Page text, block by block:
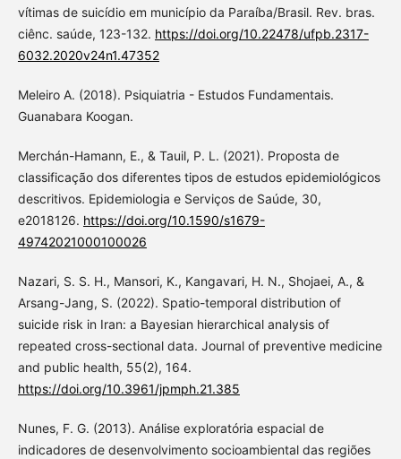
vítimas de suicídio em município da Paraíba/Brasil. Rev. bras.
ciênc. saúde, 123-132. https://doi.org/10.22478/ufpb.2317-
6032.2020v24n1.47352
Meleiro A. (2018). Psiquiatria - Estudos Fundamentais.
Guanabara Koogan.
Merchán-Hamann, E., & Tauil, P. L. (2021). Proposta de
classificação dos diferentes tipos de estudos epidemiológicos
descritivos. Epidemiologia e Serviços de Saúde, 30,
e2018126. https://doi.org/10.1590/s1679-
49742021000100026
Nazari, S. S. H., Mansori, K., Kangavari, H. N., Shojaei, A., &
Arsang-Jang, S. (2022). Spatio-temporal distribution of
suicide risk in Iran: a Bayesian hierarchical analysis of
repeated cross-sectional data. Journal of preventive medicine
and public health, 55(2), 164.
https://doi.org/10.3961/jpmph.21.385
Nunes, F. G. (2013). Análise exploratória espacial de
indicadores de desenvolvimento socioambiental das regiões